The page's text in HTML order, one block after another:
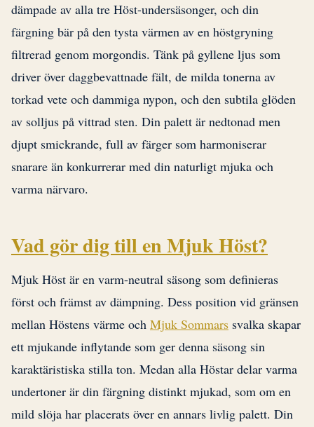
dämpade av alla tre Höst-undersäsonger, och din
färgning bär på den tysta värmen av en höstgryning
filtrerad genom morgondis. Tänk på gyllene ljus som
driver över daggbevattnade fält, de milda tonerna av
torkad vete och dammiga nypon, och den subtila glöden
av solljus på vittrad sten. Din palett är nedtonad men
djupt smickrande, full av färger som harmoniserar
snarare än konkurrerar med din naturligt mjuka och
varma närvaro.
Vad gör dig till en Mjuk Höst?
Mjuk Höst är en varm-neutral säsong som definieras
först och främst av dämpning. Dess position vid gränsen
mellan Höstens värme och Mjuk Sommars svalka skapar
ett mjukande inflytande som ger denna säsong sin
karaktäristiska stilla ton. Medan alla Höstar delar varma
undertoner är din färgning distinkt mjukad, som om en
mild slöja har placerats över en annars livlig palett. Din